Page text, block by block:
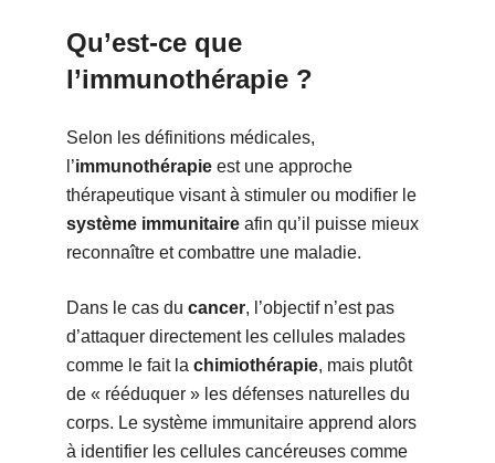
Qu’est-ce que
l’immunothérapie ?
Selon les définitions médicales,
l’immunothérapieest une approche
thérapeutique visant à stimuler ou modifier le
système immunitaireafin qu’il puisse mieux
reconnaître et combattre une maladie.
Dans le cas du cancer, l’objectif n’est pas
d’attaquer directement les cellules malades
comme le fait la chimiothérapie, mais plutôt
de « rééduquer » les défenses naturelles du
corps. Le système immunitaire apprend alors
à identifier les cellules cancéreuses comme